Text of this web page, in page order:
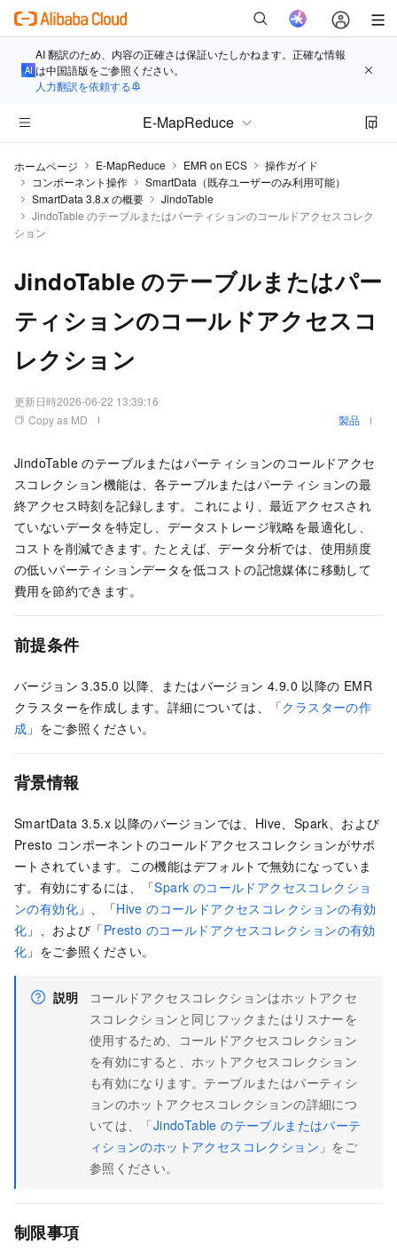
AI 翻訳のため、内容の正確さは保証いたしかねます。正確な情報
は中国語版をご参照ください。
人力翻訳を依頼する
E-MapReduce
ホームページ E-MapReduce EMR on ECS
操作ガイド
コンポーネント操作
SmartData（既存ユーザーのみ利用可能）
SmartData 3.8.x の概要
JindoTable
JindoTable のテーブルまたはパーティションのコールドアクセスコレク
ション
JindoTable のテーブルまたはパー
ティションのコールドアクセスコ
レクション
更新日時2026-06-22 13:39:16
Copy as MD
製品
JindoTable のテーブルまたはパーティションのコールドアクセ
スコレクション機能は、各テーブルまたはパーティションの最
終アクセス時刻を記録します。これにより、最近アクセスされ
ていないデータを特定し、データストレージ戦略を最適化し、
コストを削減できます。たとえば、データ分析では、使用頻度
の低いパーティションデータを低コストの記憶媒体に移動して
費用を節約できます。
前提条件
バージョン 3.35.0 以降、またはバージョン 4.9.0 以降の EMR
クラスターを作成します。詳細については、「クラスターの作
成 」をご参照ください。
背景情報
SmartData 3.5.x 以降のバージョンでは、Hive、Spark、および
Presto コンポーネントのコールドアクセスコレクションがサポ
ートされています。この機能はデフォルトで無効になっていま
す。有効にするには、「Spark のコールドアクセスコレクショ
ンの有効化 」、「Hive のコールドアクセスコレクションの有効
化 」、および「Presto のコールドアクセスコレクションの有効
化 」をご参照ください。
説明
コールドアクセスコレクションはホットアクセ
スコレクションと同じフックまたはリスナーを
使用するため、コールドアクセスコレクション
を有効にすると、ホットアクセスコレクション
も有効になります。テーブルまたはパーティシ
ョンのホットアクセスコレクションの詳細につ
いては、「JindoTable のテーブルまたはパーテ
ィションのホットアクセスコレクション 」をご
参照ください。
制限事項